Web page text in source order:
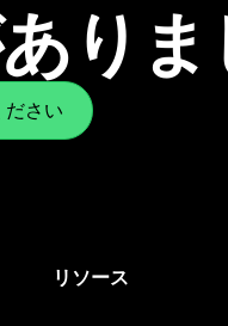
りま
さい
リソース